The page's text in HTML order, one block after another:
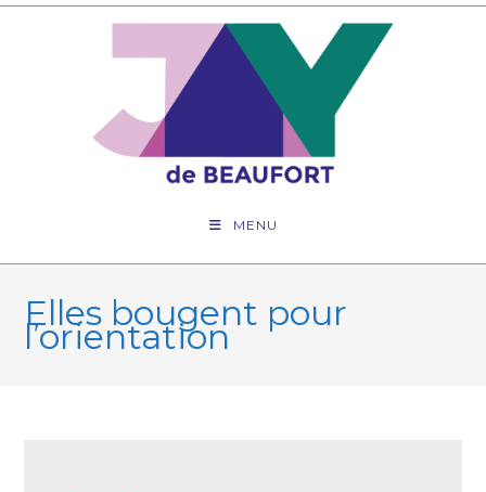
MENU
Elles bougent pour
l’orientation